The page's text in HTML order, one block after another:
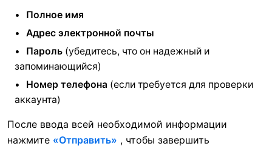
Полное имя
Адрес электронной почты
Пароль (убедитесь, что он надежный и
запоминающийся)
Номер телефона (если требуется для проверки
аккаунта)
После ввода всей необходимой информации
нажмите «Отправить» , чтобы завершить